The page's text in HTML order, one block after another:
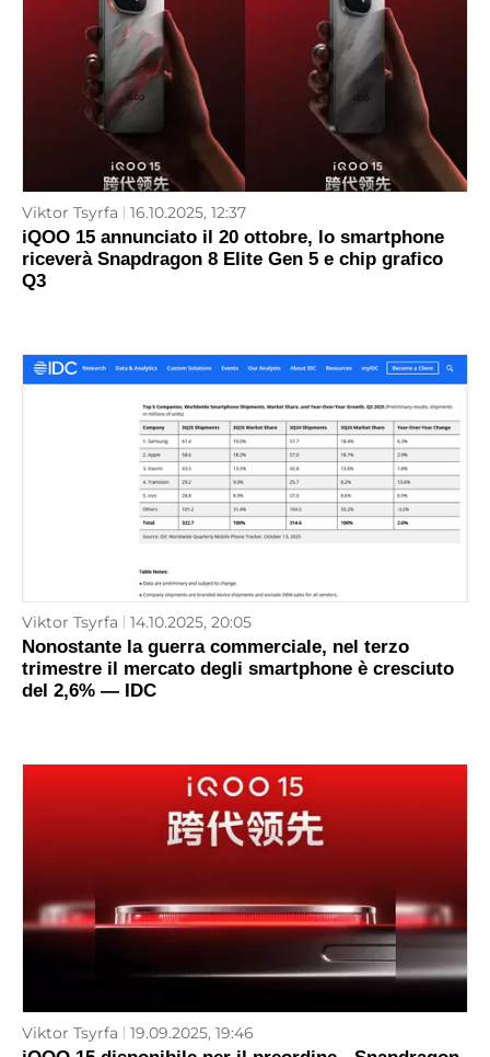
Viktor Tsyrfa 16.10.2025, 12:37
iQOO 15 annunciato il 20 ottobre, lo smartphone
riceverà Snapdragon 8 Elite Gen 5 e chip grafico
Q3
Viktor Tsyrfa 14.10.2025, 20:05
Nonostante la guerra commerciale, nel terzo
trimestre il mercato degli smartphone è cresciuto
del 2,6% — IDC
Viktor Tsyrfa 19.09.2025, 19:46